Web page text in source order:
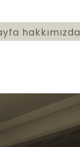
hakkımızda